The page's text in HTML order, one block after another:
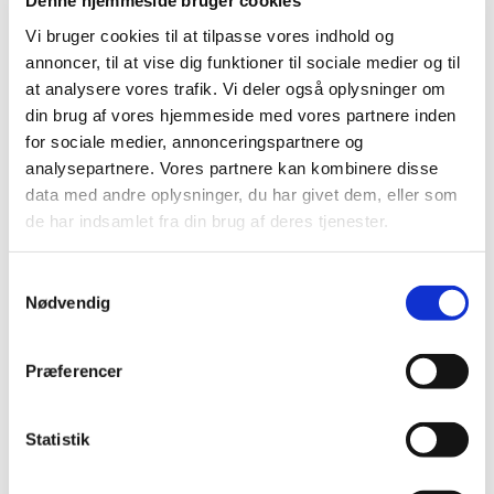
Vi bruger cookies til at tilpasse vores indhold og
annoncer, til at vise dig funktioner til sociale medier og til
at analysere vores trafik. Vi deler også oplysninger om
din brug af vores hjemmeside med vores partnere inden
for sociale medier, annonceringspartnere og
analysepartnere. Vores partnere kan kombinere disse
data med andre oplysninger, du har givet dem, eller som
de har indsamlet fra din brug af deres tjenester.
Nødvendig
Præferencer
Statistik
Høring over Medicintilskudsnævnets
indstilling for glucosamin
|27. maj 2011|
Medicintilskudsnævnet har revurderet tilskudsstatus for
lægemidler, der indeholder glucosamin. Lægemidlerne
Høring over Medicintilskudsnævnets
indstilling til tilskudsstatus for lægemidler til
behandling af depression og angst
|6. maj 2011|
foranledning revurderet tilskudsstatus for lægemidler i…
revurdering af tilskudsstatus for glucosamin